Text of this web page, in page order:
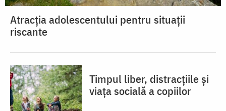
Atracția adolescentului pentru situații
riscante
Timpul liber, distracțiile și
viața socială a copiilor